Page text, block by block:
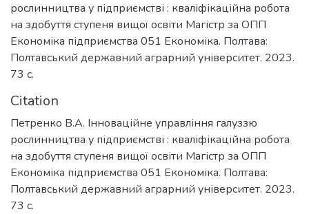
рослинництва у підприємстві : кваліфікаційна робота
на здобуття ступеня вищої освіти Магістр за ОПП
Економіка підприємства 051 Економіка. Полтава:
Полтавський державний аграрний університет. 2023.
73 с.
Citation
Петренко В.А. Інноваційне управління галуззю
рослинництва у підприємстві : кваліфікаційна робота
на здобуття ступеня вищої освіти Магістр за ОПП
Економіка підприємства 051 Економіка. Полтава:
Полтавський державний аграрний університет. 2023.
73 с.